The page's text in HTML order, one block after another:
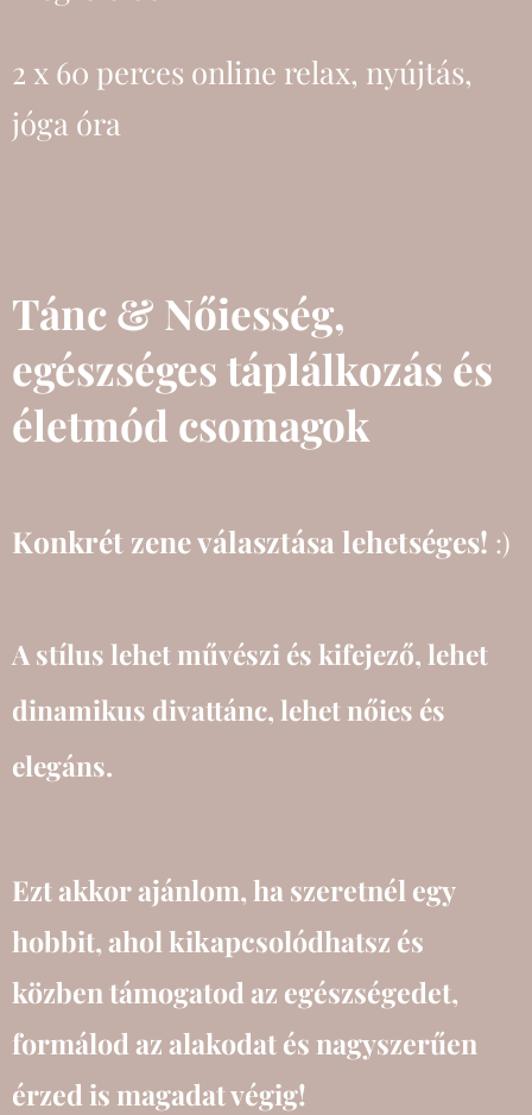
2 x 60 perces online relax, nyújtás,
jóga óra
Tánc & Nőiesség,
egészséges táplálkozás és
életmód csomagok
Konkrét zene választása lehetséges! :)
A stílus lehet művészi és kifejező, lehet
dinamikus divattánc, lehet nőies és
elegáns.
Ezt akkor ajánlom, ha szeretnél egy
hobbit, ahol kikapcsolódhatsz és
közben támogatod az egészségedet,
formálod az alakodat és nagyszerűen
érzed is magadat végig!